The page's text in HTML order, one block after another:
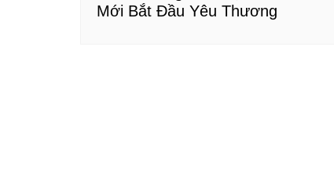
Mới Bắt Đầu Yêu Thương